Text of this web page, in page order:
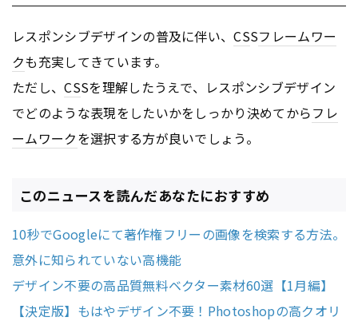
レスポンシブデザインの普及に伴い、CSSフレームワー
クも充実してきています。
ただし、CSSを理解したうえで、レスポンシブデザイン
でどのような表現をしたいかをしっかり決めてからフレ
ームワークを選択する方が良いでしょう。
このニュースを読んだあなたにおすすめ
10秒でGoogleにて著作権フリーの画像を検索する方法。
意外に知られていない高機能
デザイン不要の高品質無料ベクター素材60選【1月編】
【決定版】もはやデザイン不要！Photoshopの高クオリ